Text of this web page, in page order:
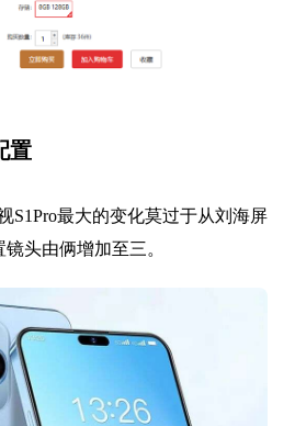
置
S1Pro最大的变化莫过于从刘海屏
头由俩增加至三。